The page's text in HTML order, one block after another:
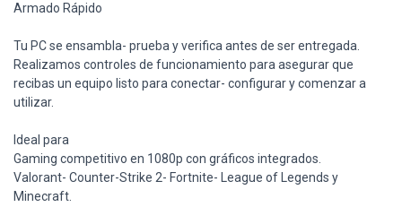
Armado Rápido
Tu PC se ensambla- prueba y verifica antes de ser entregada.
Realizamos controles de funcionamiento para asegurar que
recibas un equipo listo para conectar- configurar y comenzar a
utilizar.
Ideal para
Gaming competitivo en 1080p con gráficos integrados.
Valorant- Counter-Strike 2- Fortnite- League of Legends y
Minecraft.